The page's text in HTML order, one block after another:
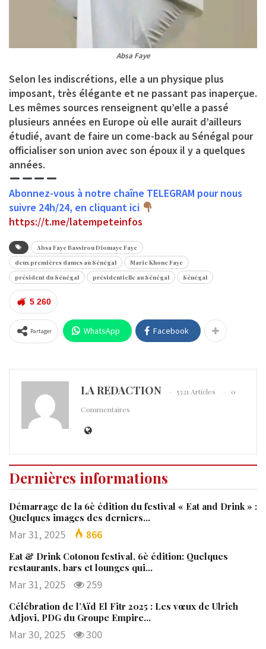
Absa Faye
Selon les indiscrétions, elle a un physique plus
imposant, très élégante et ne passant pas inaperçue.
Les mêmes sources renseignent qu’elle a passé
plusieurs années en Europe où elle aurait d’ailleurs
étudié, avant de faire un come-back au Sénégal pour
officialiser son union avec son époux il y a quelques
années.
Abonnez-vous à notre chaîne TELEGRAM pour nous
suivre 24h/24, en cliquant ici
https://t.me/latempeteinfos
Absa Faye Bassirou Diomaye Faye
deux premières dames au Sénégal
Marie Khone Faye
président du Sénégal
présidentielle au Sénégal Sénégal
5 260
Partager WhatsApp Facebook
LA REDACTION 5321 Articles
0
Commentaires
Dernières informations
Démarrage de la 6è édition du festival « Eat and Drink » :
Quelques images des derniers…
Mar 31, 2025 866
Eat & Drink Cotonou festival, 6è édition: Quelques
restaurants, bars et lounges qui…
Mar 31, 2025 259
Célébration de l’Aïd El Fitr 2025 : Les vœux de Ulrich
Adjovi, PDG du Groupe Empire…
Mar 30, 2025 300